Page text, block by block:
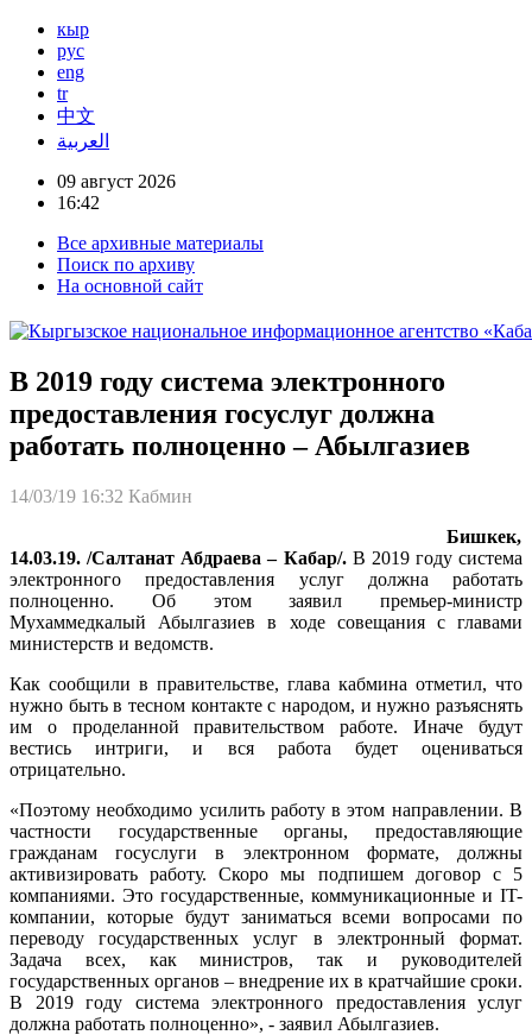
кыр
рус
eng
tr
中文
العربية
09 август 2026
16:42
Все архивные материалы
Поиск по архиву
На основной сайт
В 2019 году система электронного
предоставления госуслуг должна
работать полноценно – Абылгазиев
14/03/19 16:32 Кабмин
Бишкек,
14.03.19. /Салтанат Абдраева – Кабар/.В 2019 году система
электронного предоставления услуг должна работать
полноценно. Об этом заявил премьер-министр
Мухаммедкалый Абылгазиев в ходе совещания с главами
министерств и ведомств.
Как сообщили в правительстве, глава кабмина отметил, что
нужно быть в тесном контакте с народом, и нужно разъяснять
им о проделанной правительством работе. Иначе будут
вестись интриги, и вся работа будет оцениваться
отрицательно.
«Поэтому необходимо усилить работу в этом направлении. В
частности государственные органы, предоставляющие
гражданам госуслуги в электронном формате, должны
активизировать работу. Скоро мы подпишем договор с 5
компаниями. Это государственные, коммуникационные и IT-
компании, которые будут заниматься всеми вопросами по
переводу государственных услуг в электронный формат.
Задача всех, как министров, так и руководителей
государственных органов – внедрение их в кратчайшие сроки.
В 2019 году система электронного предоставления услуг
должна работать полноценно», - заявил Абылгазиев.